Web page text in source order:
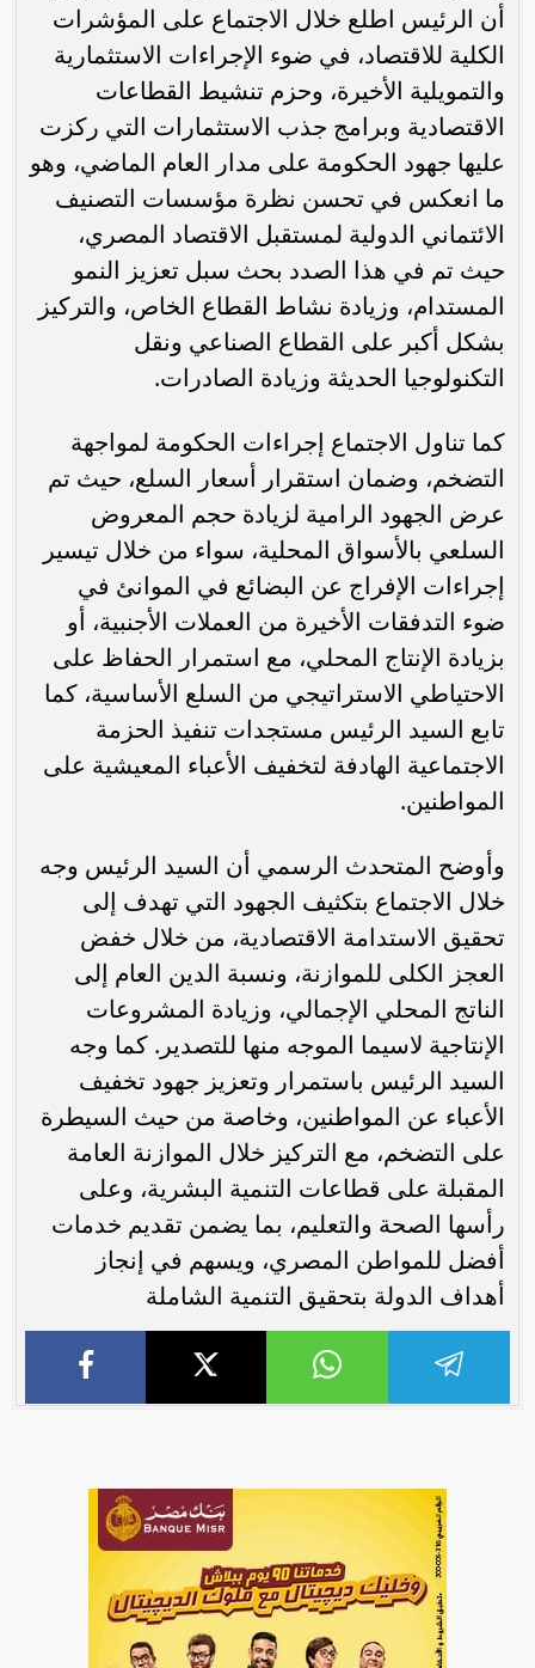
أن الرئيس اطلع خلال الاجتماع على المؤشرات
الكلية للاقتصاد، في ضوء الإجراءات الاستثمارية
والتمويلية الأخيرة، وحزم تنشيط القطاعات
الاقتصادية وبرامج جذب الاستثمارات التي ركزت
عليها جهود الحكومة على مدار العام الماضي، وهو
ما انعكس في تحسن نظرة مؤسسات التصنيف
الائتماني الدولية لمستقبل الاقتصاد المصري،
حيث تم في هذا الصدد بحث سبل تعزيز النمو
المستدام، وزيادة نشاط القطاع الخاص، والتركيز
بشكل أكبر على القطاع الصناعي ونقل
التكنولوجيا الحديثة وزيادة الصادرات.
كما تناول الاجتماع إجراءات الحكومة لمواجهة
التضخم، وضمان استقرار أسعار السلع، حيث تم
عرض الجهود الرامية لزيادة حجم المعروض
السلعي بالأسواق المحلية، سواء من خلال تيسير
إجراءات الإفراج عن البضائع في الموانئ في
ضوء التدفقات الأخيرة من العملات الأجنبية، أو
بزيادة الإنتاج المحلي، مع استمرار الحفاظ على
الاحتياطي الاستراتيجي من السلع الأساسية، كما
تابع السيد الرئيس مستجدات تنفيذ الحزمة
الاجتماعية الهادفة لتخفيف الأعباء المعيشية على
المواطنين.
وأوضح المتحدث الرسمي أن السيد الرئيس وجه
خلال الاجتماع بتكثيف الجهود التي تهدف إلى
تحقيق الاستدامة الاقتصادية، من خلال خفض
العجز الكلى للموازنة، ونسبة الدين العام إلى
الناتج المحلي الإجمالي، وزيادة المشروعات
الإنتاجية لاسيما الموجه منها للتصدير. كما وجه
السيد الرئيس باستمرار وتعزيز جهود تخفيف
الأعباء عن المواطنين، وخاصة من حيث السيطرة
على التضخم، مع التركيز خلال الموازنة العامة
المقبلة على قطاعات التنمية البشرية، وعلى
رأسها الصحة والتعليم، بما يضمن تقديم خدمات
أفضل للمواطن المصري، ويسهم في إنجاز
أهداف الدولة بتحقيق التنمية الشاملة